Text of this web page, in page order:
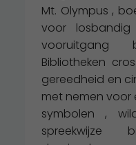
Mt. Olympus ,
voor losbandig
vooruitgang
Bibliotheken
gereedheid en
met nemen voor
symbolen ,
spreekwijze